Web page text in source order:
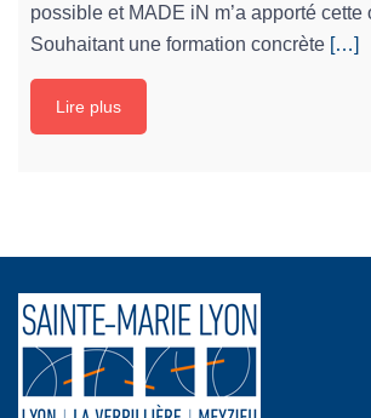
possible et MADE iN m’a apporté cette
Souhaitant une formation concrète […]
Lire plus